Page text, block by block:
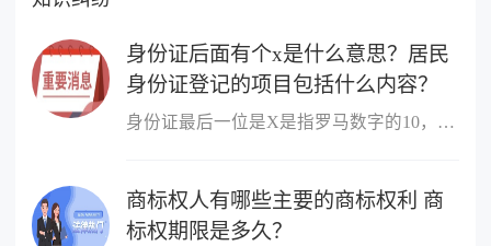
身份证后面有个x是什么意思？居民
身份证登记的项目包括什么内容？
身份证最后一位是X是指罗马数字的10，用X来代替10。根据相关法律规...
商标权人有哪些主要的商标权利 商
标权期限是多久？